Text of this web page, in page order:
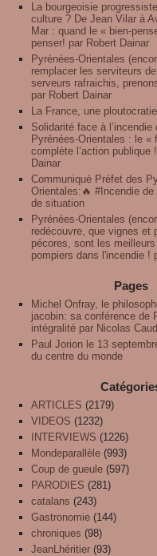
La bourgeoisie
culture ? De Jean Vilar à
Mar : quand le « bien-
penser! par Robert Dainar
Pyrénées-Orientales
remplacer les serviteurs
serveurs rafraichis,
par Robert Dainar
La France, une
Solidarité face à l’incendie
Pyrénées-Orientales : le «
complète l’action publique
Dainar
Communiqué Préfet des
Orientales:🔥 #Incendie
de situation
Pyrénées-Orientales
redécouvre, que vignes et
pécores, sont les
pompiers dans l'incendie !
Pages
Michel Onfray, le
jacobin: sa conférence de
intégralité par Nicolas
Paul Jorion le 13
du centre du monde
ARTICLES (2179)
VIDEOS (1232)
INTERVIEWS (1226)
Mondeparallèle (993)
Coup de gueule (597)
PARODIES (281)
catalans (243)
Gastronomie (144)
chroniques (98)
JeanLhéritier (93)